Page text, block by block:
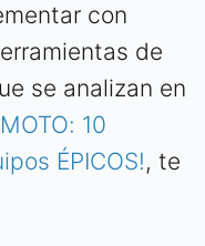
con
de
se analizan en
10
ÉPICOS!, te